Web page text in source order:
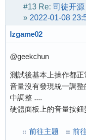
#13 Re: 司徒开源
» 2022-01-08
lzgame02
@geekchun
測試後基本上操作都
音量沒有發現統一調
中調整 ....
硬體面板上的音量按
前往主题 前